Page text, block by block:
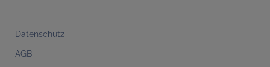
Datenschutz
AGB